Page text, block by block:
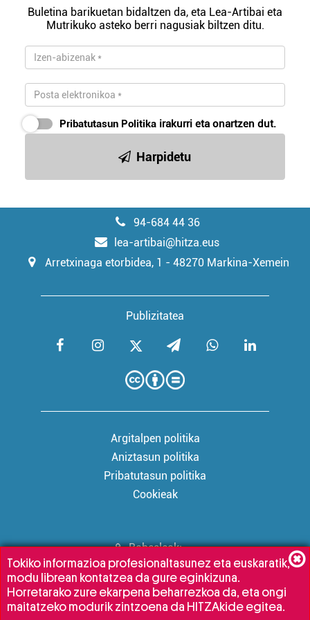
irakurri
Buletina barikuetan bidaltzen da, eta Lea-Artibai eta
Mutrikuko asteko berri nagusiak biltzen ditu.
Pribatutasun Politika irakurri eta onartzen dut.
Harpidetu
94-684 44 36
lea-artibai@hitza.eus
Arretxinaga etorbidea, 1 - 48270 Markina-Xemein
Publizitatea
Argitalpen politika
Aniztasun politika
Pribatutasun politika
Cookieak
Babesleak:
Tokiko informazioa profesionaltasunez eta euskaratik,
modu librean kontatzea da gure eginkizuna.
Horretarako zure ekarpena beharrezkoa da, eta ongi
maitatzeko modurik zintzoena da HITZAkide egitea.